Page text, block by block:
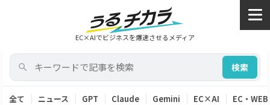
EC×AIでビジネスを爆速させるメディア
検索
全て ニュース GPT Claude Gemini EC×AI EC・WEB